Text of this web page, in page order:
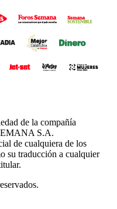
de la compañía
S.A.
de cualquiera de los
su traducción a cualquier